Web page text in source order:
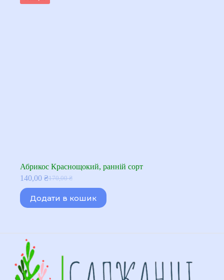
Абрикос Краснощокий, ранній сорт
170,00₴
Оригінальна
170,00 ₴.
140,00 ₴Поточна
140,00 ₴.
Додати в кошик